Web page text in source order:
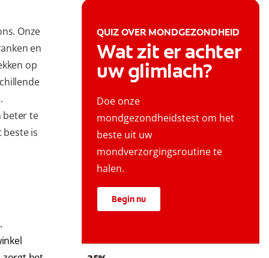
Onze
en
op
beter te
beste is
QUIZ OVER MONDGEZONDHEID
Wat zit er achter
uw glimlach?
Doe onze
mondgezondheidstest om het
beste uit uw
mondverzorgingsroutine te
halen.
Begin nu